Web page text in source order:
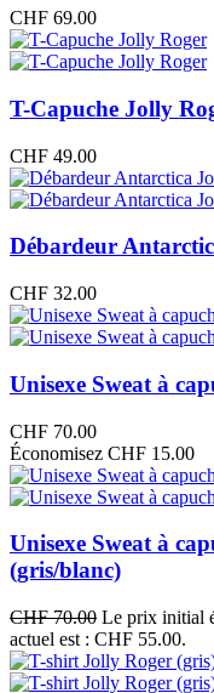
CHF 69.00
T-Capuche Jolly
CHF 49.00
Débardeur
CHF 32.00
Unisexe Sweat à
CHF 70.00
Économisez CHF 15.00
Unisexe Sweat à
(gris/blanc)
CHF70.00 Le prix initial
actuel est : CHF 55.00.